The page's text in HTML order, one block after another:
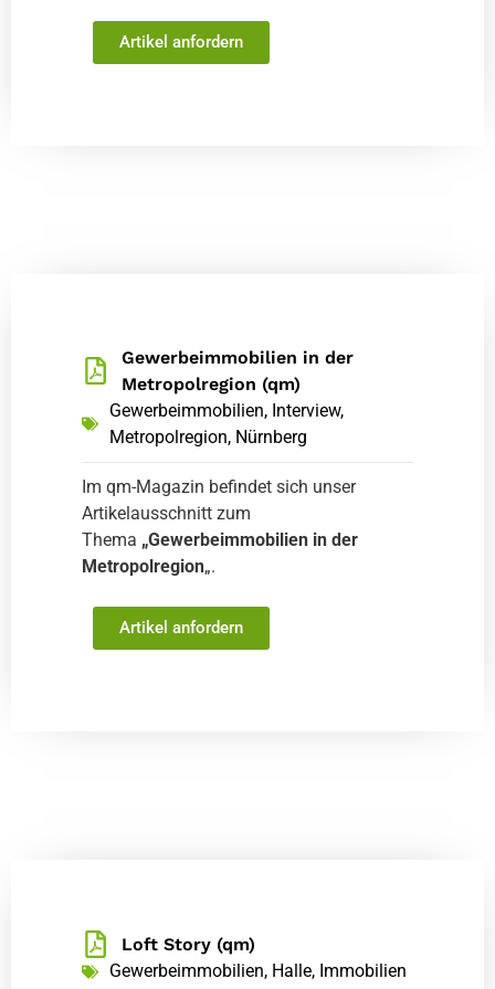
Artikel anfordern
Gewerbeimmobilien in der
Metropolregion (qm)
Gewerbeimmobilien, Interview,
Metropolregion, Nürnberg
Im qm-Magazin befindet sich unser
Artikelausschnitt zum
Thema „Gewerbeimmobilien in der
Metropolregion„.
Artikel anfordern
Loft Story (qm)
Gewerbeimmobilien, Halle, Immobilien